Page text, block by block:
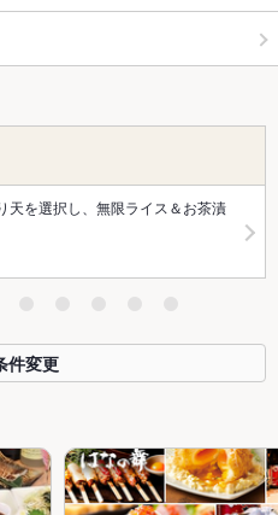
天を選択し、無限ライス＆お茶漬
件変更